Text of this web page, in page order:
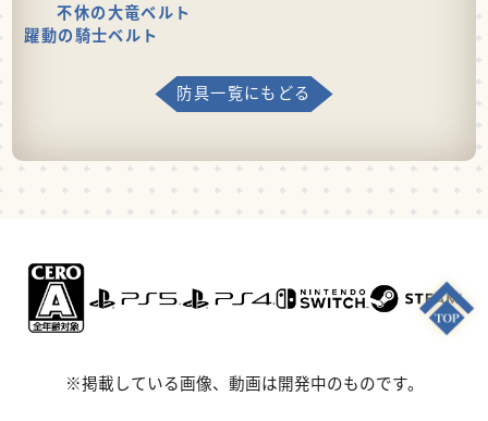
不休の大竜ベルト
躍動の騎士ベルト
防具一覧にもどる
※掲載している画像、動画は開発中のものです。